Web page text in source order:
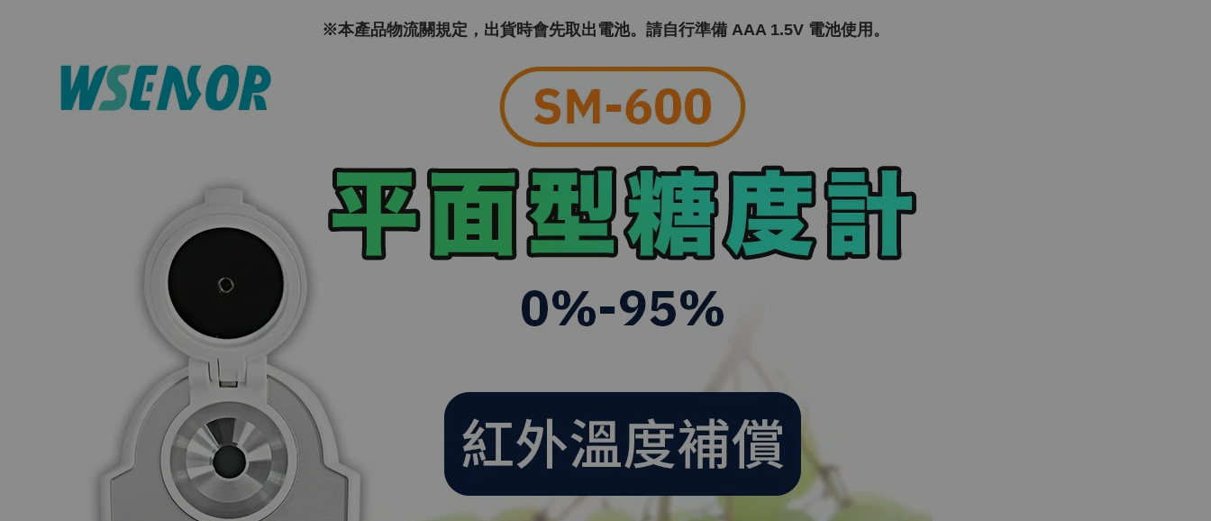
※本產品物流關規定，出貨時會先取出電池。請自行準備 AAA 1.5V 電池使用。